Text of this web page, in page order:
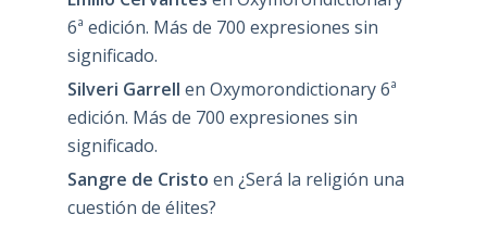
6ª edición. Más de 700 expresiones sin
significado.
Silveri Garrell en Oxymorondictionary 6ª
edición. Más de 700 expresiones sin
significado.
Sangre de Cristo en ¿Será la religión una
cuestión de élites?